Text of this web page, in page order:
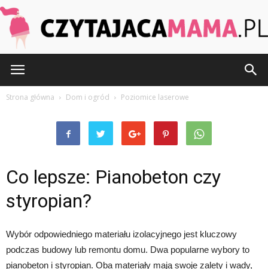
Strona główna Dom i ogród Poziomice laserowe
Co lepsze: Pianobeton czy
styropian?
Wybór odpowiedniego materiału izolacyjnego jest kluczowy
podczas budowy lub remontu domu. Dwa popularne wybory to
pianobeton i styropian. Oba materiały mają swoje zalety i wady,